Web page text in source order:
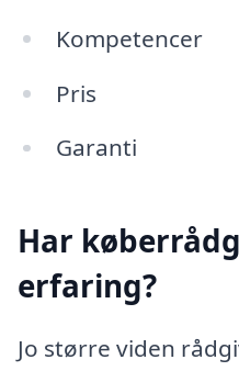
Kompetencer
Pris
Garanti
Har
erfaring?
Jo større viden